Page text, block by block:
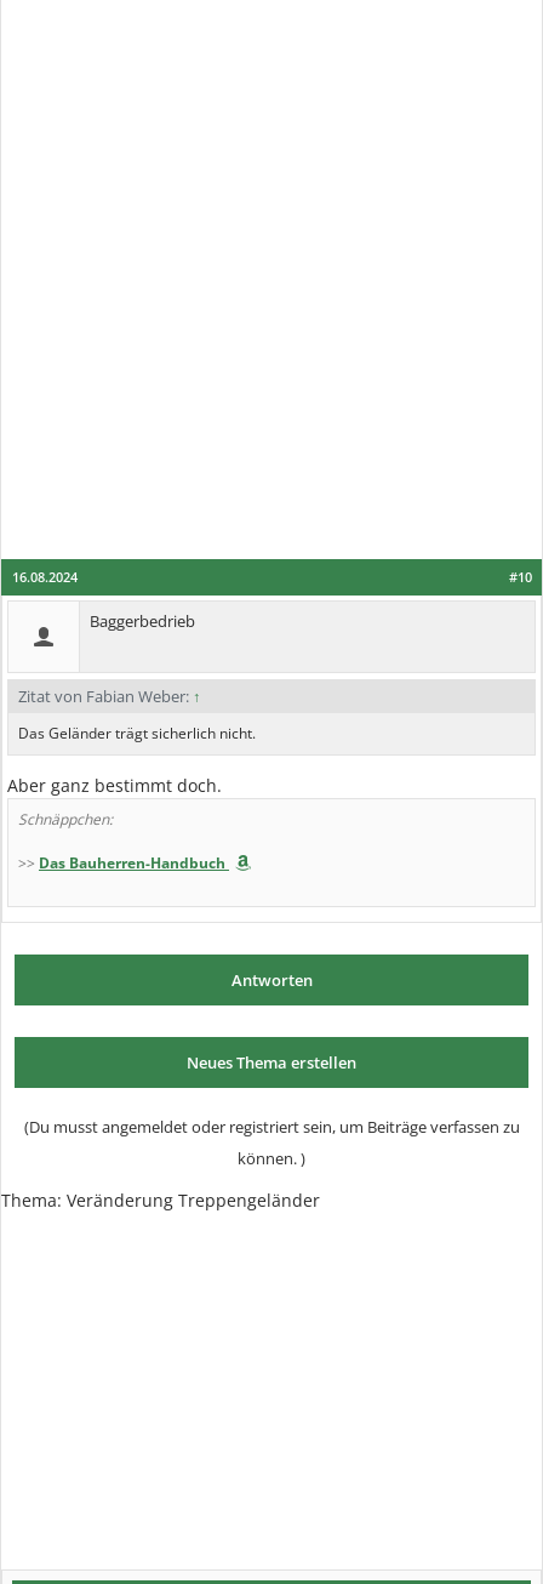
#10
16.08.2024
Baggerbedrieb
Zitat von Fabian Weber: ↑
Das Geländer trägt sicherlich nicht.
Aber ganz bestimmt doch.
Schnäppchen:
>> Das Bauherren-Handbuch
Antworten
Neues Thema erstellen
(Du musst angemeldet oder registriert sein, um Beiträge verfassen zu
können. )
Thema: Veränderung Treppengeländer